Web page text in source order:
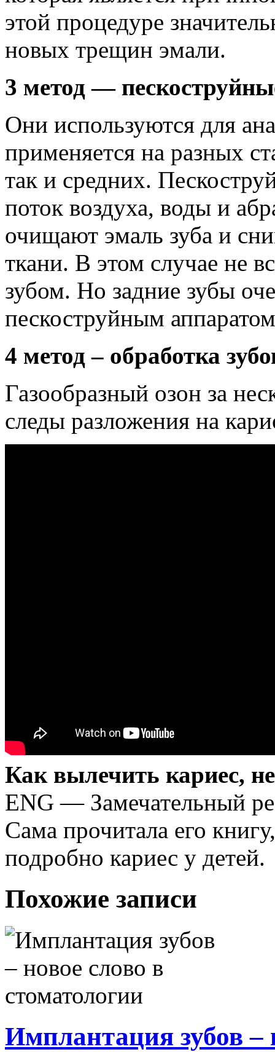
этой процедуре
новых трещин эмали.
3 метод —
Они используются для
применяется на разных
так и средних.
поток воздуха, воды и
очищают эмаль зуба и
ткани. В этом случае не
зубом. Но задние зубы
пескоструйным
4 метод – обработка
Газообразный озон за
следы разложения на
Как вылечить кариес,
ENG — Замечательный
Сама прочитала его
подробно кариес у детей.
Похожие записи
Имплантация зубов –